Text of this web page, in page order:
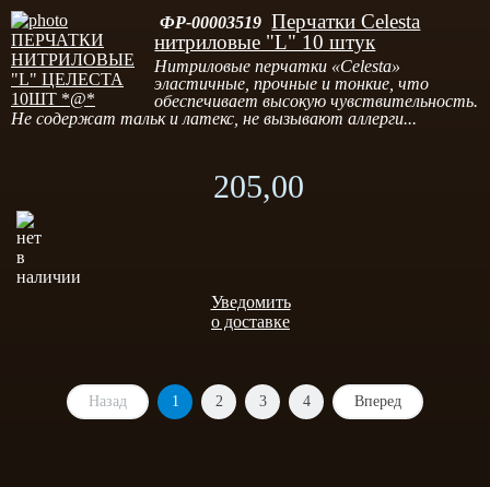
ФР-00003519 Перчатки Celesta
нитриловые "L" 10 штук
Нитриловые перчатки «Celesta»
эластичные, прочные и тонкие, что
обеспечивает высокую чувствительность.
Не содержат тальк и латекс, не вызывают аллерги...
205,00
Уведомить
о доставке
Назад 1 2 3 4 Вперед